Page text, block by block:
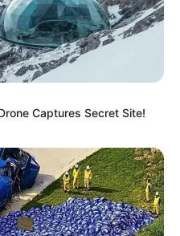
ici.
SUITE
Captures Secret Site!